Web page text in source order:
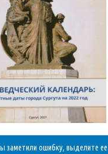
заметили ошибку, выделите ее